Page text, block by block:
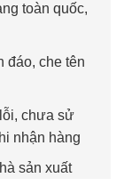
toàn quốc,
đáo, che tên
chưa sử
nhận hàng
sản xuất